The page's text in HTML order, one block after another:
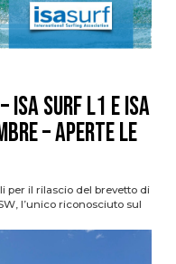
ISA SURF L1 e ISA
– APERTE LE
per il rilascio del brevetto di
l’unico riconosciuto sul